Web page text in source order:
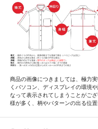
着丈 … 後衿ぐりの中央から、後身頃裾までを直線で測る（パイピングは含む）
肩幅 … 肩先から肩先を測る（衿ぐりの後ろ中央を測る）
身幅 … 両袖の付け下を直線（背中のタックは伸ばした状態で）
袖丈 … 袖付けの肩先から袖口端（またはカフス端）までの直線
衿回り … 第一ボタンの付け位置からボタンホールの中央までの長さ
商品の画像につきましては、極力
くパソコン、ディスプレイの環境
なって表示されてしまうことがご
様が多く、柄やパターンの出る位